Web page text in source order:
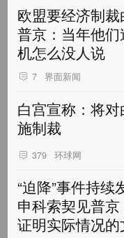
欧盟要经济制
普京：当年他
机怎么没人说
7 界面新闻
白宫宣称：将
施制裁
379 环球网
“迫降”事件持续
申科索契见普
证明实际情况